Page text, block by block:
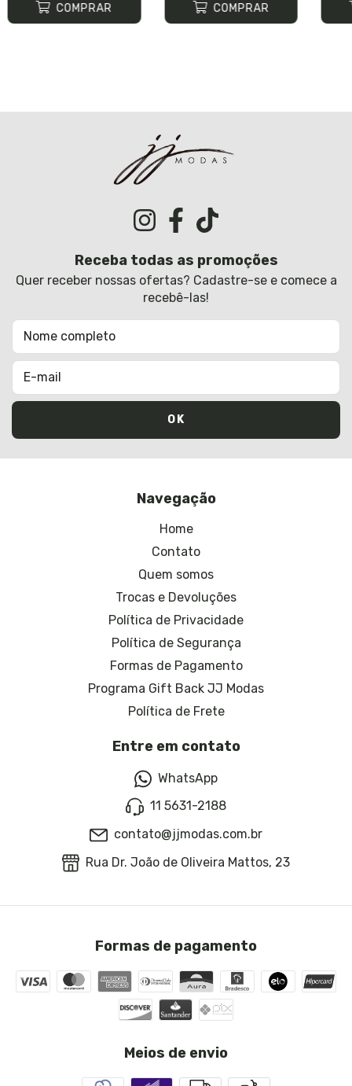
COMPRAR COMPRAR
Receba todas as promoções
Quer receber nossas ofertas? Cadastre-se e comece a
recebê-las!
Navegação
Home
Contato
Quem somos
Trocas e Devoluções
Política de Privacidade
Política de Segurança
Formas de Pagamento
Programa Gift Back JJ Modas
Política de Frete
Entre em contato
WhatsApp
11 5631-2188
contato@jjmodas.com.br
Rua Dr. João de Oliveira Mattos, 23
Formas de pagamento
Meios de envio